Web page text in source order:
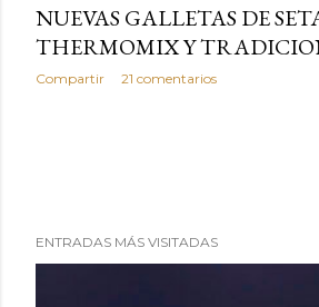
NUEVAS GALLETAS DE
THERMOMIX Y
Compartir 21 comentarios
ENTRADAS MÁS VISITADAS